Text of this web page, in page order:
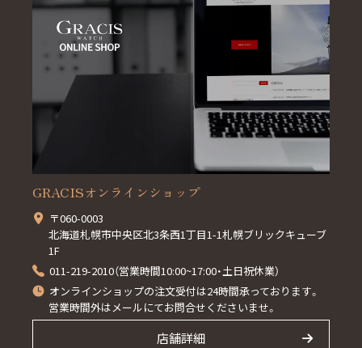
GRACISオンラインショップ
〒060-0003
北海道札幌市中央区北3条西1丁目1-1札幌ブリックキューブ
1F
011-219-2010（営業時間10:00~17:00・土日祝休業）
オンラインショップの注文受付は24時間承っております。
営業時間外はメールにてお問合せくださいませ。
店舗詳細